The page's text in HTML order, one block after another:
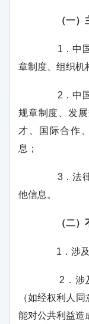
（一
1 ．中
章制度、组织机
2 ．中
规章制度、发
才、国际合作
息；
3．法
他信息。
（二
1 ．涉
2 ．
（如经权利人
能对公共利益造